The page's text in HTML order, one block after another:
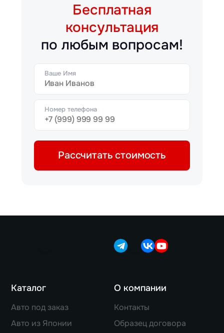
Бесплатная
консультация
по любым вопросам!
Ваше Имя
Номер телефона
Рассчитать стоимость
Каталог
Авто под заказ
Авто из Японии
О компании
Контакты
Образец договора